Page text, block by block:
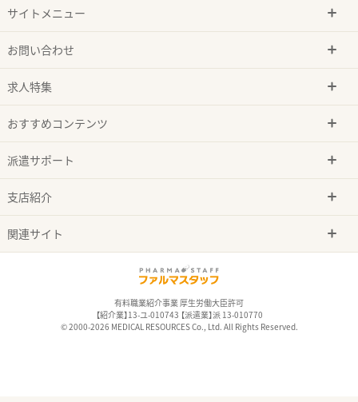
サイトメニュー
お問い合わせ
求人特集
おすすめコンテンツ
派遣サポート
支店紹介
関連サイト
有料職業紹介事業 厚生労働大臣許可
【紹介業】13-ユ-010743 【派遣業】派 13-010770
© 2000-2026 MEDICAL RESOURCES Co., Ltd. All Rights Reserved.